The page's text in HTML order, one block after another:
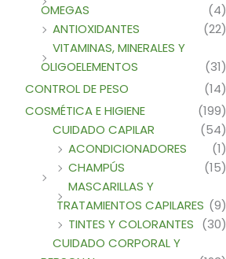
OMEGAS
(4)
ANTIOXIDANTES
(22)
VITAMINAS, MINERALES Y
OLIGOELEMENTOS
(31)
CONTROL DE PESO
(14)
COSMÉTICA E HIGIENE
(199)
CUIDADO CAPILAR
(54)
ACONDICIONADORES
(1)
CHAMPÚS
(15)
MASCARILLAS Y
TRATAMIENTOS CAPILARES (9)
TINTES Y COLORANTES (30)
CUIDADO CORPORAL Y